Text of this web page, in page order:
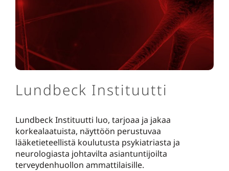
Lundbeck Instituutti
Lundbeck Instituutti luo, tarjoaa ja jakaa
korkealaatuista, näyttöön perustuvaa
lääketieteellistä koulutusta psykiatriasta ja
neurologiasta johtavilta asiantuntijoilta
terveydenhuollon ammattilaisille.